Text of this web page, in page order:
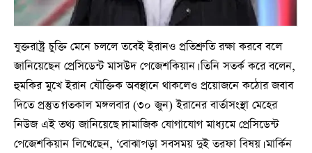
যুক্তরাষ্ট্র চুক্তি মেনে চললে তবেই ইরানও প্রতিশ্রুতি রক্ষা করবে বলে
জানিয়েছেন প্রেসিডেন্ট মাসউদ পেজেশকিয়ান। তিনি সতর্ক করে বলেন,
হুমকির মুখে ইরান যৌক্তিক অবস্থানে থাকলেও প্রয়োজনে কঠোর জবাব
দিতে প্রস্তুত।গতকাল মঙ্গলবার (৩০ জুন) ইরানের বার্তাসংস্থা মেহের
নিউজ এই তথ্য জানিয়েছে।সামাজিক যোগাযোগ মাধ্যমে প্রেসিডেন্ট
পেজেশকিয়ান লিখেছেন, ‘বোঝাপড়া সবসময় দুই তরফা বিষয়। মার্কিন